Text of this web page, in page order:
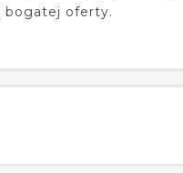
bogatej oferty.